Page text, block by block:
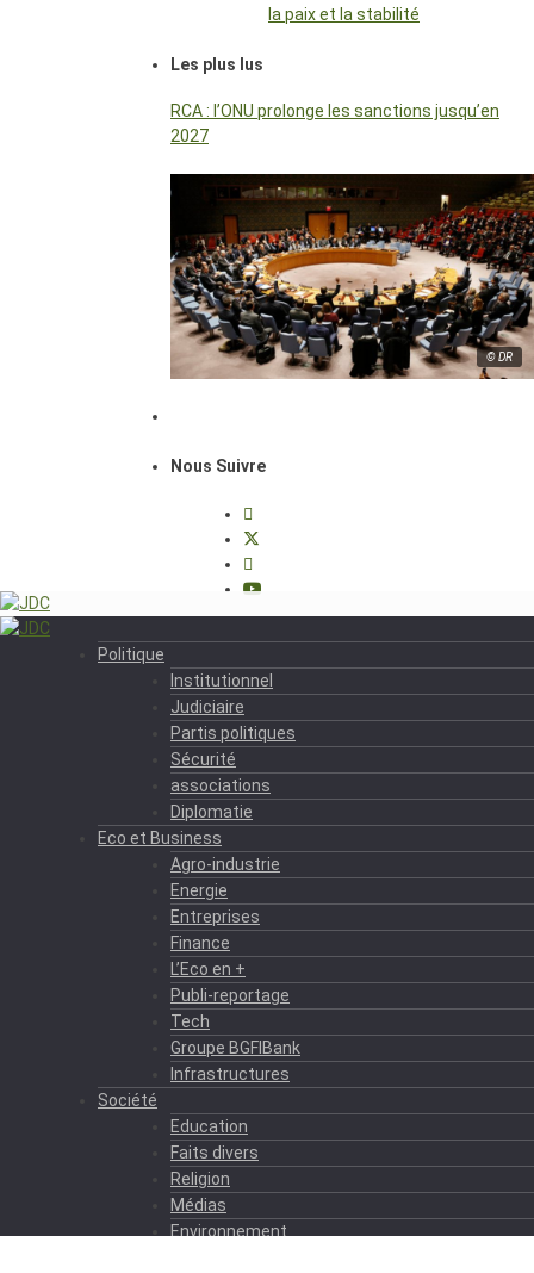
la paix et la stabilité
Les plus lus
RCA : l’ONU prolonge les sanctions jusqu’en
2027
© DR
Nous Suivre
Politique
Institutionnel
Judiciaire
Partis politiques
Sécurité
associations
Diplomatie
Eco et Business
Agro-industrie
Energie
Entreprises
Finance
L’Eco en +
Publi-reportage
Tech
Groupe BGFIBank
Infrastructures
Société
Education
Faits divers
Religion
Médias
Environnement